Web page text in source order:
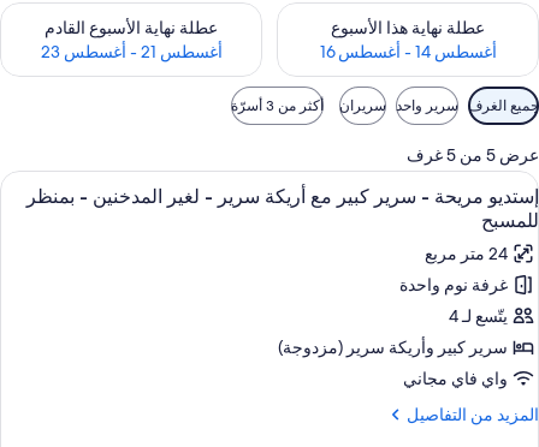
عطلة نهاية هذا الأسبوع
أغسطس 14 - أغسطس 16
تحقق من مدى التوفر لعطلة نهاية هذا الأسبوع للفترة أغسطس 14 - أغسطس 16
عطلة نهاية الأسبوع القادم
أغسطس 21 - أغسطس 23
تحقق من مدى التوفر لعطلة نهاية
عوامل
التصفية
المتاحة
للغرف
جميع الغرف سرير واحد سريران أكثر من 3 أسرّة
عرض 5 من 5 غرف
استعراض
جميع
صور
إستديو
مريحة
-
سرير
كبير
مع
أريكة
8
إستديو مريحة - سرير كبير مع أريكة سرير - لغير المدخنين - بمنظر
للمسبح
24 متر مربع
غرفة نوم واحدة
يتّسع لـ 4
سرير كبير‫‬ وأريكة سرير (مزدوجة)
واي فاي مجاني
المزيد من التفاصيل
المزيد